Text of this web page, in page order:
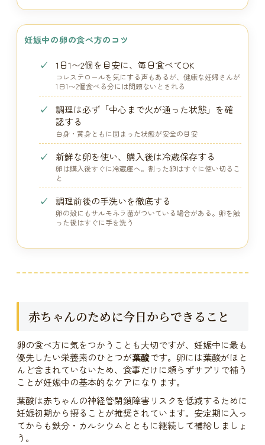
妊娠中の卵の食べ方のコツ
1日1〜2個を目安に、毎日食べてOK
コレステロールを気にする声もあるが、健康な妊婦さんが
1日1〜2個食べる分には問題ないとされる
調理は必ず「中心まで火が通った状態」を確
認する
白身・黄身ともに固まった状態が安全の目安
新鮮な卵を使い、購入後は冷蔵保存する
卵は購入後すぐに冷蔵庫へ。割った卵はすぐに使い切るこ
と
調理前後の手洗いを徹底する
卵の殻にもサルモネラ菌がついている場合がある。卵を触
った後はすぐに手を洗う
赤ちゃんのために今日からできること
卵の食べ方に気をつかうことも大切ですが、妊娠中に最も
優先したい栄養素のひとつが葉酸です。卵には葉酸がほと
んど含まれていないため、食事だけに頼らずサプリで補う
ことが妊娠中の基本的なケアになります。
葉酸は赤ちゃんの神経管閉鎖障害リスクを低減するために
妊娠初期から摂ることが推奨されています。安定期に入っ
てからも鉄分・カルシウムとともに継続して補給しましょ
う。